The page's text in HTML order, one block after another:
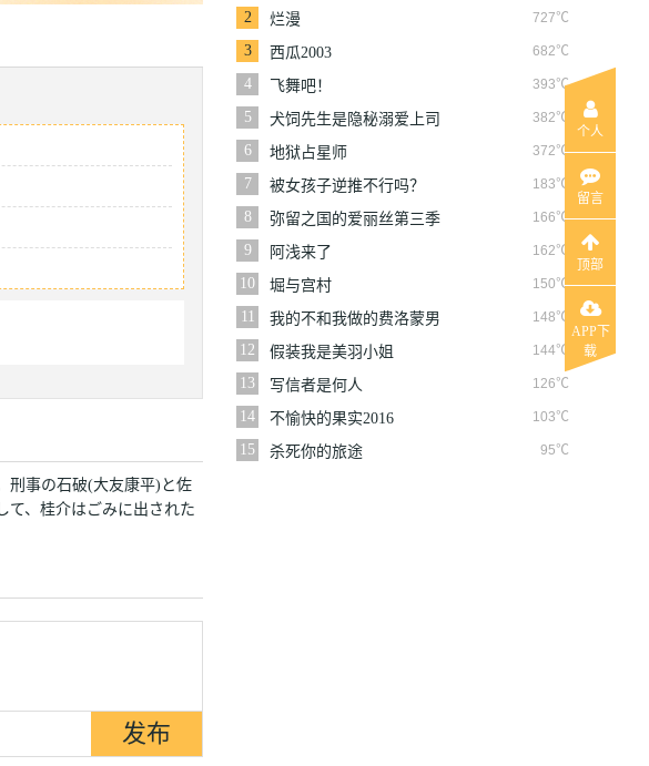
刑事の石破(大友康平)と佐
て、桂介はごみに出された
2 727℃
烂漫
3
682℃
西瓜2003
4
393℃
飞舞吧！
5
382℃
犬饲先生是隐秘溺爱上司
6
372℃
地狱占星师
7
183℃
被女孩子逆推不行吗？
8
166℃
弥留之国的爱丽丝第三季
9
162℃
阿浅来了
10
150℃
堀与宫村
11
148℃
我的不和我做的费洛蒙男
友
12 144℃
假装我是美羽小姐
13
126℃
写信者是何人
14
103℃
不愉快的果实2016
15
95℃
杀死你的旅途
个人
留言
顶部
APP下
载